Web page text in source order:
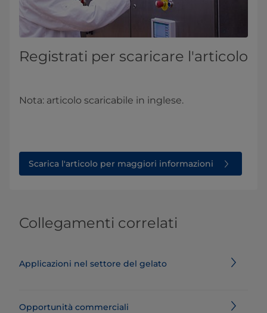
Registrati per scaricare l'articolo
Nota: articolo scaricabile in inglese.
Scarica l'articolo per maggiori informazioni
Collegamenti correlati
Applicazioni nel settore del gelato
Opportunità commerciali